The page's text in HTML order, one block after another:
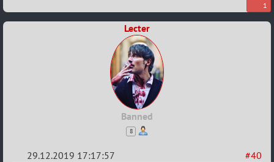
Охоты
1
Lecter
Banned
8
#40
29.12.2019 17:17:57